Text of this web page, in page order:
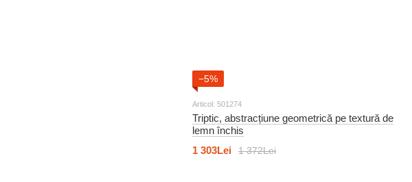
−5%
Articol: 501274
Triptic, abstracțiune geometrică pe textură de
lemn închis
1 372Lei
1 303Lei